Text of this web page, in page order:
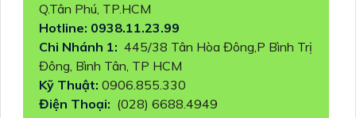
Q.Tân Phú, TP.HCM
Hotline: 0938.11.23.99
Chi Nhánh 1: 445/38 Tân Hòa Đông,P Bình Trị
Đông, Bình Tân, TP HCM
Kỹ Thuật: 0906.855.330
Điện Thoại: (028) 6688.4949